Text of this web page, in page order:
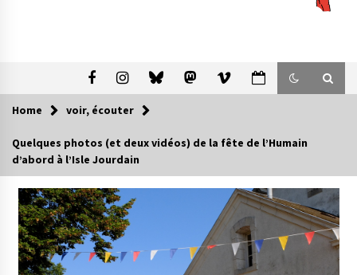
Home voir, écouter
Quelques photos (et deux vidéos) de la fête de l’Humain
d’abord à l’Isle Jourdain